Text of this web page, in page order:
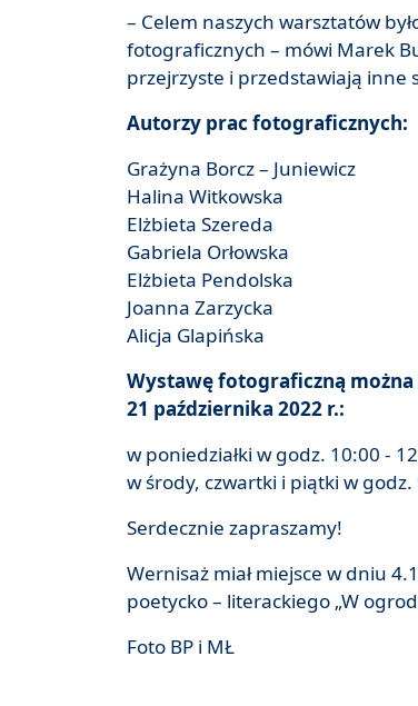
– Celem naszych warsztatów
fotograficznych – mówi Marek
przejrzyste i przedstawiają inne
Autorzy prac fotograficznych:
Grażyna Borcz – Juniewicz
Halina Witkowska
Elżbieta Szereda
Gabriela Orłowska
Elżbieta Pendolska
Joanna Zarzycka
Alicja Glapińska
Wystawę fotograficzną można
21 października 2022 r.:
w poniedziałki w godz. 10:00 -
w środy, czwartki i piątki w godz.
Serdecznie zapraszamy!
Wernisaż miał miejsce w dniu
poetycko – literackiego „W
Foto BP i MŁ